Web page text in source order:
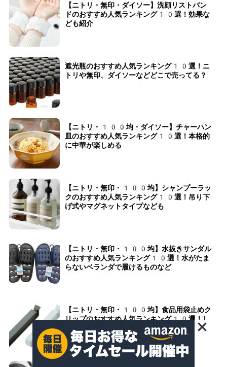
【ニトリ・無印・ダイソー】洗顔リストバン
ドのおすすめ人気ランキング10選！効果な
ども紹介
遮光瓶のおすすめ人気ランキング10選！ニ
トリや無印、ダイソーなどどこで売ってる？
【ニトリ・100均・ダイソー】チャーハン
皿のおすすめ人気ランキング10選！本格的
に中華が楽しめる
【ニトリ・無印・100均】シャンプーラッ
クのおすすめ人気ランキング10選！吊り下
げ式やマグネットタイプなども
【ニトリ・無印・100均】水抜きサンダル
のおすすめ人気ランキング10選！水がたま
らないベランダで履けるものなど
【ニトリ・無印・100均】食品用袋止めク
リップのおすすめ人気ランキング10選！し
っかり閉じておいしく保存できる